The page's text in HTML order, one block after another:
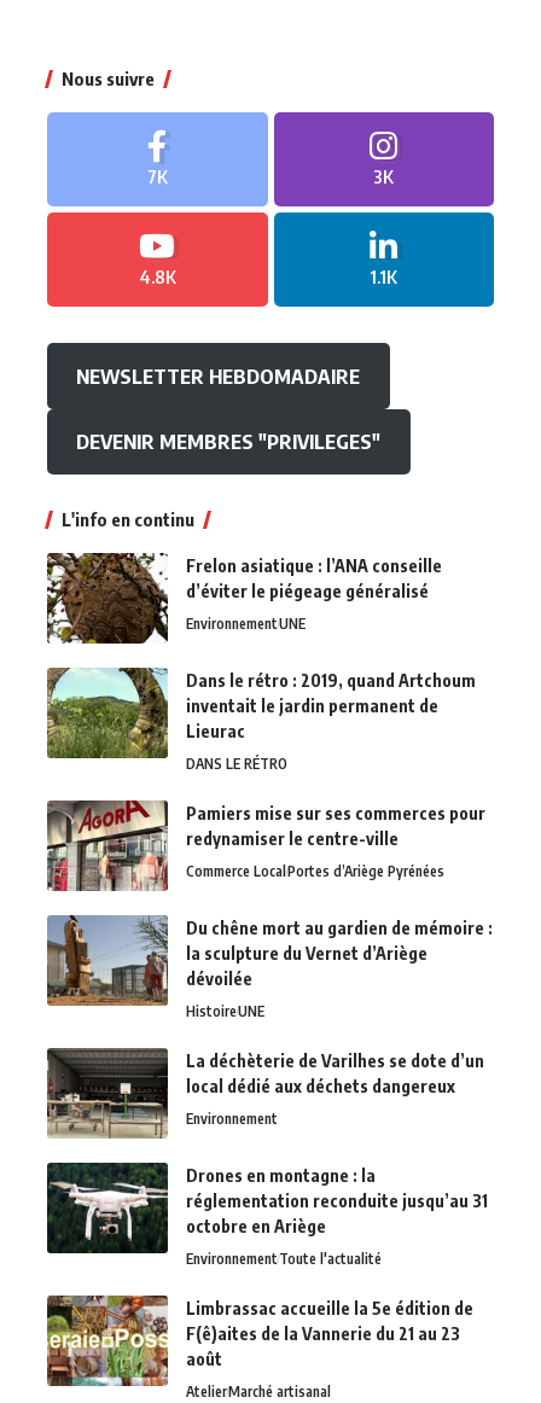
Nous suivre
7K 3K
4.8K 1.1K
NEWSLETTER HEBDOMADAIRE
DEVENIR MEMBRES "PRIVILEGES"
L'info en continu
Frelon asiatique : l’ANA conseille
d’éviter le piégeage généralisé
EnvironnementUNE
Dans le rétro : 2019, quand Artchoum
inventait le jardin permanent de
Lieurac
DANS LE RÉTRO
Pamiers mise sur ses commerces pour
redynamiser le centre-ville
Commerce LocalPortes d’Ariège Pyrénées
Du chêne mort au gardien de mémoire :
la sculpture du Vernet d’Ariège
dévoilée
HistoireUNE
La déchèterie de Varilhes se dote d’un
local dédié aux déchets dangereux
Environnement
Drones en montagne : la
réglementation reconduite jusqu’au 31
octobre en Ariège
EnvironnementToute l'actualité
Limbrassac accueille la 5e édition de
F(ê)aites de la Vannerie du 21 au 23
août
AtelierMarché artisanal